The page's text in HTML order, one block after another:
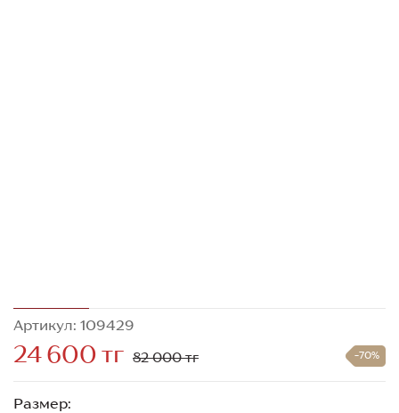
Артикул: 109429
24 600 тг 82 000 тг -70%
Размер: